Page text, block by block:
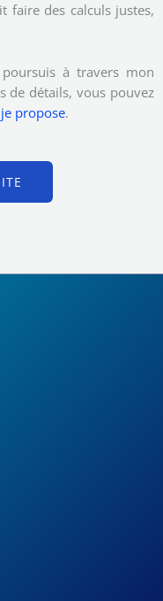
faire des calculs justes,
poursuis à travers mon
de détails, vous pouvez
propose.